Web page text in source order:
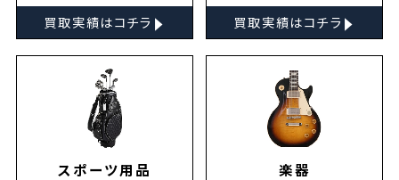
買取実績はコチラ ▸ 買取実績はコチラ ▸
スポーツ用品 楽器